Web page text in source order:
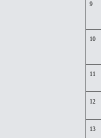
9
10
11
12
13